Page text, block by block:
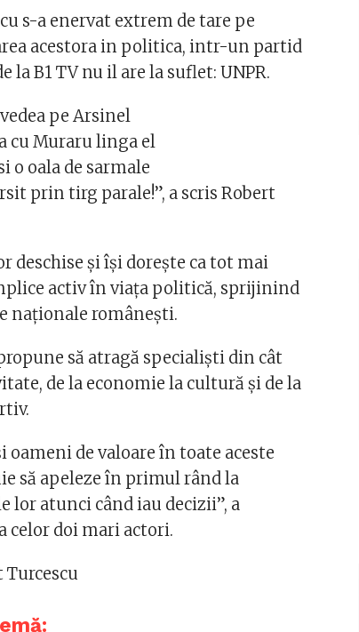
s-a enervat extrem de tare pe
acestora in politica, intr-un partid
la B1 TV nu il are la suflet: UNPR.
pe Arsinel
cu Muraru linga el
o oala de sarmale
prin tirg parale!”, a scris Robert
deschise şi îşi doreşte ca tot mai
activ în viaţa politică, sprijinind
naţionale româneşti.
să atragă specialişti din cât
de la economie la cultură şi de la
de valoare în toate aceste
să apeleze în primul rând la
lor atunci când iau decizii”, a
doi mari actori.
Turcescu